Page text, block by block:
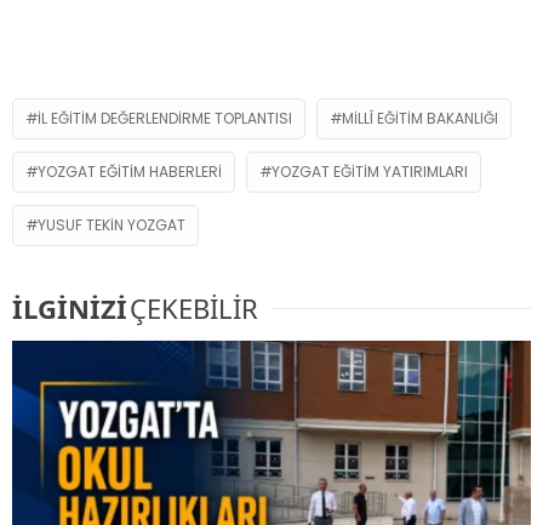
İL EĞITIM DEĞERLENDIRME TOPLANTISI MILLÎ EĞITIM BAKANLIĞI
YOZGAT EĞITIM HABERLERI YOZGAT EĞITIM YATIRIMLARI
YUSUF TEKIN YOZGAT
İLGİNİZİÇEKEBİLİR